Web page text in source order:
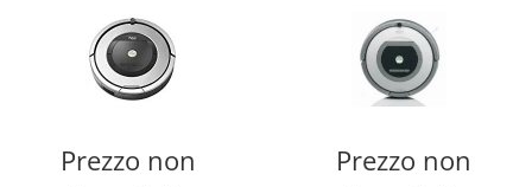
Prezzo non
Prezzo non